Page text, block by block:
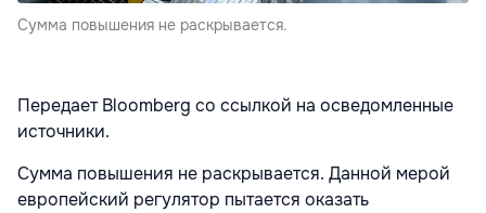
Сумма повышения не раскрывается.
Передает Bloomberg со ссылкой на осведомленные
источники.
Сумма повышения не раскрывается. Данной мерой
европейский регулятор пытается оказать